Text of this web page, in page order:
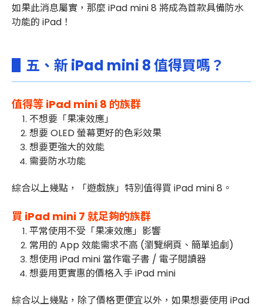
如果此消息屬實，那麼 iPad mini 8 將成為首款具備防水
功能的 iPad！
▋五、新 iPad mini 8 值得買嗎？
值得等 iPad mini 8 的族群
不想要「果凍效應」
想要 OLED 螢幕更好的色彩效果
想要更強大的效能
需要防水功能
綜合以上幾點，「遊戲族」特別值得買 iPad mini 8。
買 iPad mini 7 就足夠的族群
平常使用不受「果凍效應」影響
常用的 App 效能需求不高 (瀏覽網頁、簡單追劇)
想使用 iPad mini 當作電子書 / 電子閱讀器
想要用更實惠的價格入手 iPad mini
綜合以上幾點，除了價格更便宜以外，如果想要使用 iPad